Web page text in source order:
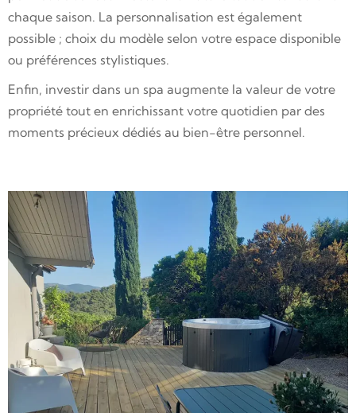
chaque saison. La personnalisation est également
possible ; choix du modèle selon votre espace disponible
ou préférences stylistiques.
Enfin, investir dans un spa augmente la valeur de votre
propriété tout en enrichissant votre quotidien par des
moments précieux dédiés au bien-être personnel.